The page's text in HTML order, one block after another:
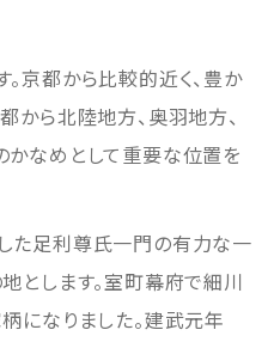
Digital Archive
京都から比較的近く、豊か
から北陸地方、奥羽地方、
なめとして重要な位置を
た足利尊氏一門の有力な一
とします。室町幕府で細川
になりました。建武元年